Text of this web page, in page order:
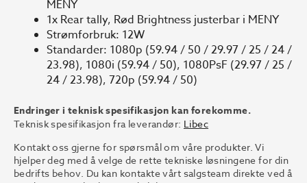
MENY
1x Rear tally, Rød Brightness justerbar i MENY
Strømforbruk: 12W
Standarder: 1080p (59.94 / 50 / 29.97 / 25 / 24 /
23.98), 1080i (59.94 / 50), 1080PsF (29.97 / 25 /
24 / 23.98), 720p (59.94 / 50)
Endringer i teknisk spesifikasjon kan forekomme.
Teknisk spesifikasjon fra leverandør: Libec
Kontakt oss gjerne for spørsmål om våre produkter. Vi
hjelper deg med å velge de rette tekniske løsningene for din
bedrifts behov. Du kan kontakte vårt salgsteam direkte ved å